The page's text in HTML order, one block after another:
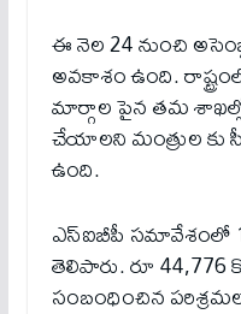
ఈ నెల 24 నుంచి
అవకాశం ఉంది.
మార్గాల పైన తమ
చేయాలని మంత్రుల కు
ఉంది.
ఎస్ఐబీపీ సమావేశంలో
తెలిపారు. రూ 44,776
సంబంధించిన